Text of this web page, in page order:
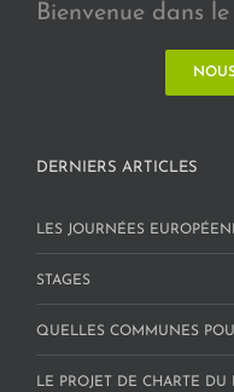
Bienvenue dans
DERNIERS ARTICLES
LES JOURNÉES
STAGES
QUELLES COMMUNES
LE PROJET DE CHARTE DU